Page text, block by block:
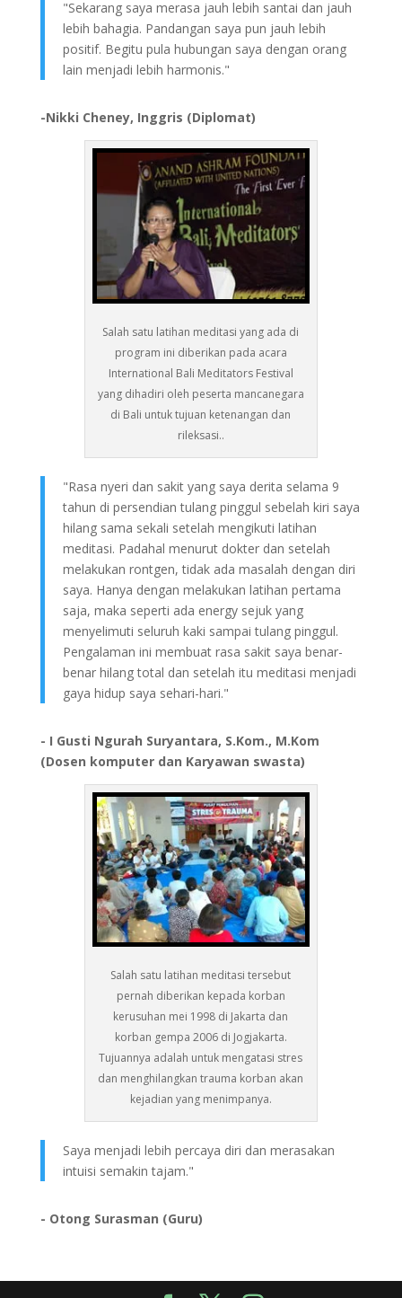
"Sekarang saya merasa jauh lebih santai dan jauh
lebih bahagia. Pandangan saya pun jauh lebih
positif. Begitu pula hubungan saya dengan orang
lain menjadi lebih harmonis."
-Nikki Cheney, Inggris (Diplomat)
Salah satu latihan meditasi yang ada di
program ini diberikan pada acara
International Bali Meditators Festival
yang dihadiri oleh peserta mancanegara
di Bali untuk tujuan ketenangan dan
rileksasi..
"Rasa nyeri dan sakit yang saya derita selama 9
tahun di persendian tulang pinggul sebelah kiri saya
hilang sama sekali setelah mengikuti latihan
meditasi. Padahal menurut dokter dan setelah
melakukan rontgen, tidak ada masalah dengan diri
saya. Hanya dengan melakukan latihan pertama
saja, maka seperti ada energy sejuk yang
menyelimuti seluruh kaki sampai tulang pinggul.
Pengalaman ini membuat rasa sakit saya benar-
benar hilang total dan setelah itu meditasi menjadi
gaya hidup saya sehari-hari."
- I Gusti Ngurah Suryantara, S.Kom., M.Kom
(Dosen komputer dan Karyawan swasta)
Salah satu latihan meditasi tersebut
pernah diberikan kepada korban
kerusuhan mei 1998 di Jakarta dan
korban gempa 2006 di Jogjakarta.
Tujuannya adalah untuk mengatasi stres
dan menghilangkan trauma korban akan
kejadian yang menimpanya.
Saya menjadi lebih percaya diri dan merasakan
intuisi semakin tajam."
- Otong Surasman (Guru)